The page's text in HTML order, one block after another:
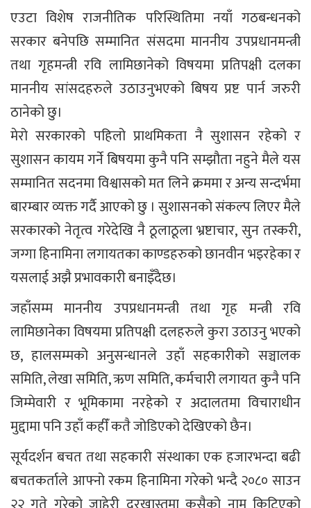
एउटा विशेष राजनीतिक परिस्थितिमा नयाँ गठबन्धनको
सरकार बनेपछि सम्मानित संसदमा माननीय उपप्रधानमन्त्री
तथा गृहमन्त्री रवि लामिछानेको विषयमा प्रतिपक्षी दलका
माननीय सांसदहरुले उठाउनुभएको बिषय प्रष्ट पार्न जरुरी
ठानेको छु।
मेरो सरकारको पहिलो प्राथमिकता नै सुशासन रहेको र
सुशासन कायम गर्ने बिषयमा कुनै पनि सम्झौता नहुने मैले यस
सम्मानित सदनमा विश्वासको मत लिने क्रममा र अन्य सन्दर्भमा
बारम्बार व्यक्त गर्दै आएको छु । सुशासनको संकल्प लिएर मैले
सरकारको नेतृत्व गरेदेखि नै ठूलाठूला भ्रष्टाचार, सुन तस्करी,
जग्गा हिनामिना लगायतका काण्डहरुको छानवीन भइरहेका र
यसलाई अझै प्रभावकारी बनाइँदैछ।
जहाँसम्म माननीय उपप्रधानमन्त्री तथा गृह मन्त्री रवि
लामिछानेका विषयमा प्रतिपक्षी दलहरुले कुरा उठाउनु भएको
छ, हालसम्मको अनुसन्धानले उहाँ सहकारीको सञ्चालक
समिति, लेखा समिति, ऋण समिति, कर्मचारी लगायत कुनै पनि
जिम्मेवारी र भूमिकामा नरहेको र अदालतमा विचाराधीन
मुद्दामा पनि उहाँ कहीँ कतै जोडिएको देखिएको छैन।
सूर्यदर्शन बचत तथा सहकारी संस्थाका एक हजारभन्दा बढी
बचतकर्ताले आफ्नो रकम हिनामिना गरेको भन्दै २०८० साउन